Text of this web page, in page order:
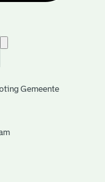
Gemeente